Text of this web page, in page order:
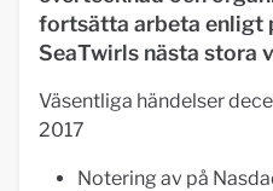
fortsätta arbeta enligt
SeaTwirls nästa stora
Väsentliga händelser
2017
Notering av på